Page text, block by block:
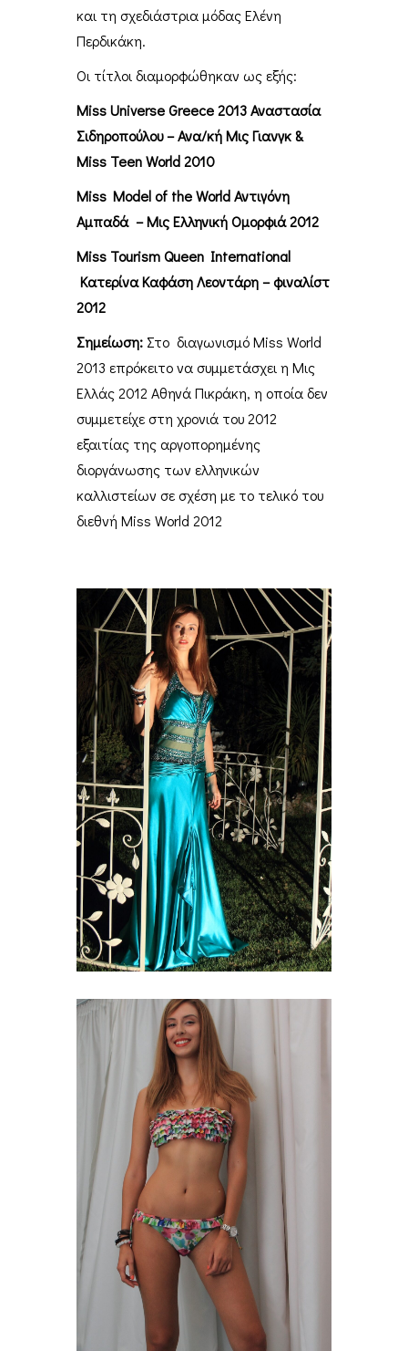
και τη σχεδιάστρια μόδας Ελένη
Περδικάκη.
Οι τίτλοι διαμορφώθηκαν ως εξής:
MissUniverseGreece 2013 Αναστασία
Σιδηροπούλου – Ανα/κή Μις Γιανγκ &
Miss TeenWorld 2010
Miss Modelof theWorld Αντιγόνη
Αμπαδά – Μις Ελληνική Ομορφιά 2012
Miss Tourism Queen International
ΚατερίναΚαφάσηΛεοντάρη– φιναλίστ
2012
Σημείωση: Στο διαγωνισμό Miss World
2013 επρόκειτο να συμμετάσχει η Μις
Ελλάς 2012 Αθηνά Πικράκη, η οποία δεν
συμμετείχε στη χρονιά του 2012
εξαιτίας της αργοπορημένης
διοργάνωσης των ελληνικών
καλλιστείων σε σχέση με το τελικό του
διεθνή Miss World 2012